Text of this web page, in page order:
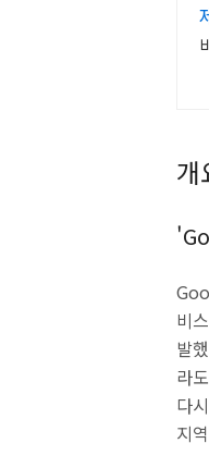
개
'
비
발
라
다
지